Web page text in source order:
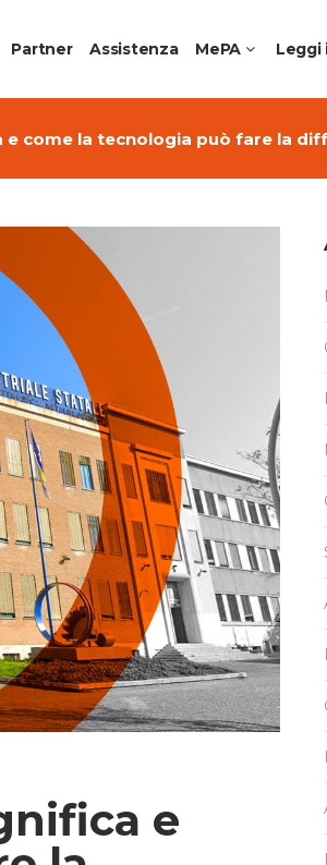
Ambienti di apprendimento
Laboratori Professionalizzanti del
futuro
Creative Schools
Jamf Education
Partner Assistenza MePA Leggi
e come la tecnologia può fare la
e